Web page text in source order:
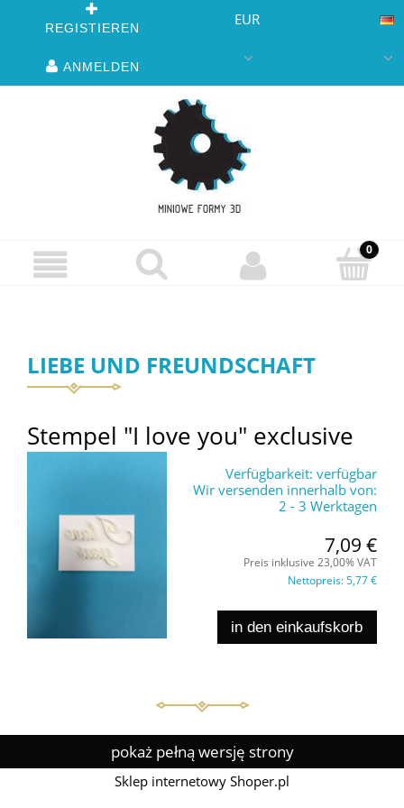
REGISTIEREN
ANMELDEN
EUR
LIEBE UND FREUNDSCHAFT
Stempel "I love you" exclusive
Verfügbarkeit: verfügbar
Wir versenden innerhalb von:
2 - 3 Werktagen
7,09 €
Preis inklusive 23,00% VAT
Nettopreis:5,77 €
in den einkaufskorb
pokaż pełną wersję strony
Sklep internetowy Shoper.pl